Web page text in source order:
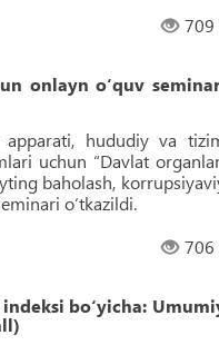
709
onlayn o‘quv
hududiy va
uchun “Davlat
baholash,
o‘tkazildi.
706
bo‘yicha: